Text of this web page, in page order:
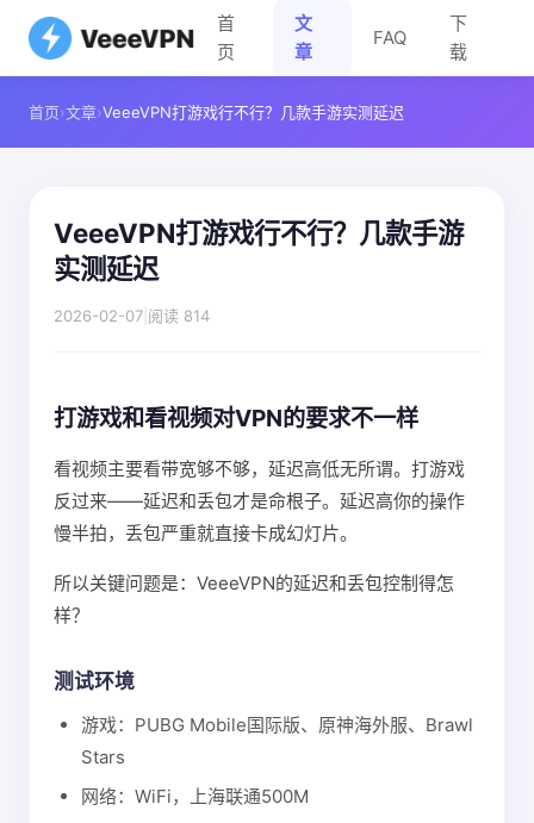
首
页
文
章
FAQ
下
载
首页›文章›VeeeVPN打游戏行不行？几款手游实测延迟
VeeeVPN打游戏行不行？几款手游
实测延迟
2026-02-07 阅读 814
打游戏和看视频对VPN的要求不一样
看视频主要看带宽够不够，延迟高低无所谓。打游戏
反过来——延迟和丢包才是命根子。延迟高你的操作
慢半拍，丢包严重就直接卡成幻灯片。
所以关键问题是：VeeeVPN的延迟和丢包控制得怎
样？
测试环境
游戏：PUBG Mobile国际版、原神海外服、Brawl
Stars
网络：WiFi，上海联通500M